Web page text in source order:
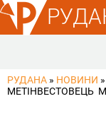
РУДАНА » НОВИНИ »
МЕТІНВЕСТОВЕЦЬ